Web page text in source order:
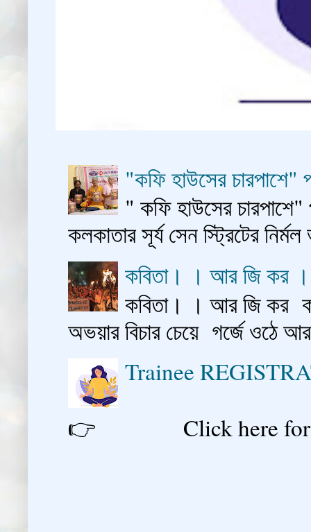
"কফি হাউসের
" কফি হাউসের
কলকাতার সূর্য সেন স্ট্রিটের
কবিতা। । আর জি কর
কবিতা। । আর জি কর
অভয়ার বিচার চেয়ে গর্জে
Trainee
👉 Click here for